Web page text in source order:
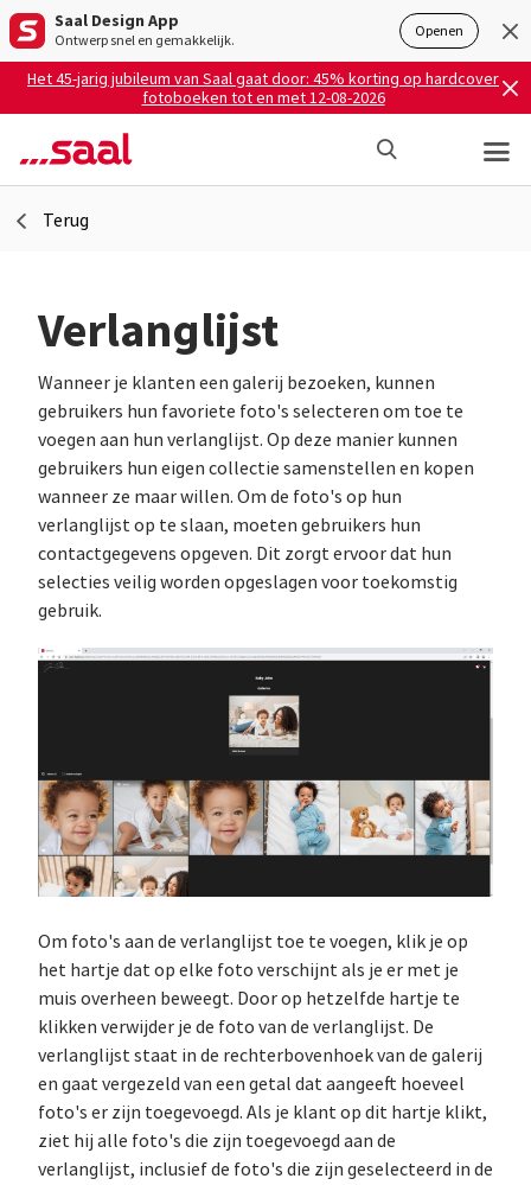
Saal Design App
Ontwerp snel en gemakkelijk. Openen
Het 45-jarig jubileum van Saal gaat door: 45% korting op hardcover
fotoboeken tot en met 12-08-2026
Terug
Verlanglijst
Wanneer je klanten een galerij bezoeken, kunnen
gebruikers hun favoriete foto's selecteren om toe te
voegen aan hun verlanglijst. Op deze manier kunnen
gebruikers hun eigen collectie samenstellen en kopen
wanneer ze maar willen. Om de foto's op hun
verlanglijst op te slaan, moeten gebruikers hun
contactgegevens opgeven. Dit zorgt ervoor dat hun
selecties veilig worden opgeslagen voor toekomstig
gebruik.
Om foto's aan de verlanglijst toe te voegen, klik je op
het hartje dat op elke foto verschijnt als je er met je
muis overheen beweegt. Door op hetzelfde hartje te
klikken verwijder je de foto van de verlanglijst. De
verlanglijst staat in de rechterbovenhoek van de galerij
en gaat vergezeld van een getal dat aangeeft hoeveel
foto's er zijn toegevoegd. Als je klant op dit hartje klikt,
ziet hij alle foto's die zijn toegevoegd aan de
verlanglijst, inclusief de foto's die zijn geselecteerd in de